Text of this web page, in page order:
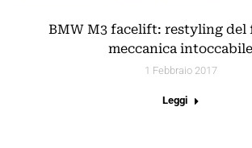
BMW M3 facelift: restyling del
meccanica intoccabile
1 Febbraio 2017
Leggi